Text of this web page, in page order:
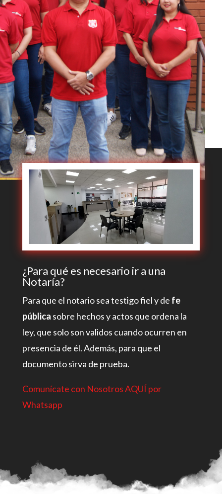
¿Para qué es necesario ir a una
Notaría?
Para que el notario sea testigo fiel y de fe
pública sobre hechos y actos que ordena la
ley, que solo son validos cuando ocurren en
presencia de él. Además, para que el
documento sirva de prueba.
Comunícate con Nosotros AQUÍ por
Whatsapp